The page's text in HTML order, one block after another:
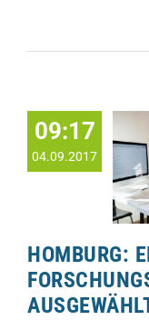
09:17
04.09.2017
HOMBURG: